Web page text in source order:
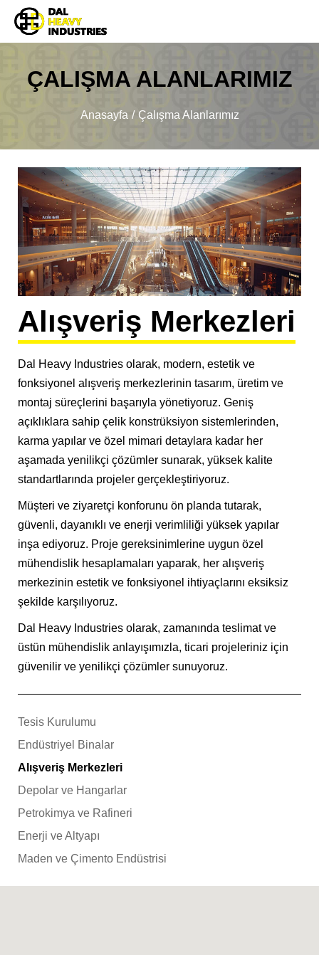
ÇALIŞMA ALANLARIMIZ
Anasayfa Çalışma Alanlarımız
Tesis Kurulumu
Endüstriyel Binalar
Alışveriş Merkezleri
Depolar ve Hangarlar
Petrokimya ve Rafineri
Enerji ve Altyapı
Maden ve Çimento Endüstrisi
Alışveriş Merkezleri
Dal Heavy Industries olarak, modern, estetik ve
fonksiyonel alışveriş merkezlerinin tasarım, üretim ve
montaj süreçlerini başarıyla yönetiyoruz. Geniş
açıklıklara sahip çelik konstrüksiyon sistemlerinden,
karma yapılar ve özel mimari detaylara kadar her
aşamada yenilikçi çözümler sunarak, yüksek kalite
standartlarında projeler gerçekleştiriyoruz.
Müşteri ve ziyaretçi konforunu ön planda tutarak,
güvenli, dayanıklı ve enerji verimliliği yüksek yapılar
inşa ediyoruz. Proje gereksinimlerine uygun özel
mühendislik hesaplamaları yaparak, her alışveriş
merkezinin estetik ve fonksiyonel ihtiyaçlarını eksiksiz
şekilde karşılıyoruz.
Dal Heavy Industries olarak, zamanında teslimat ve
üstün mühendislik anlayışımızla, ticari projeleriniz için
güvenilir ve yenilikçi çözümler sunuyoruz.